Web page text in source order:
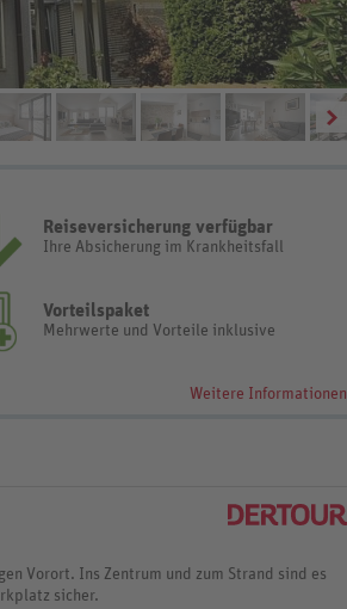
Reiseversicherung verfügbar
Ihre Absicherung im Krankheitsfall
Vorteilspaket
Mehrwerte und Vorteile inklusive
Weitere Informationen
Vorort. Ins Zentrum und zum Strand sind es
sicher.